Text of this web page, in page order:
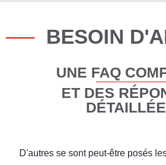
BESOIN
UNE FAQ
ET DES
D'autres se sont peut-être posés